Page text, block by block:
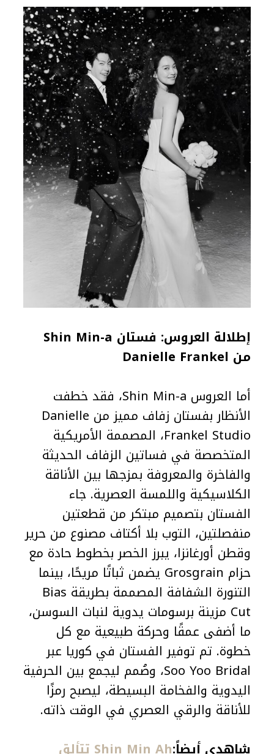
إطلالة العروس: فستان Shin Min-a
من Danielle Frankel
أما العروس Shin Min-a، فقد خطفت
الأنظار بفستان زفاف مميز من Danielle
Frankel Studio، المصممة الأمريكية
المتخصصة في فساتين الزفاف الحديثة
والفاخرة والمعروفة بمزجها بين الأناقة
الكلاسيكية واللمسة العصرية. جاء
الفستان بتصميم مبتكر من قطعتين
منفصلتين، التوب بلا أكتاف مصنوع من حرير
وقطن أورغانزا، يبرز الخصر بخطوط حادة مع
حزام Grosgrain يضمن ثباتًا مريحًا، بينما
التنورة الشفافة المصممة بطريقة Bias
Cut مزينة برسومات يدوية لنبات السوسن،
ما أضفى عمقًا وحركة طبيعية مع كل
خطوة. تم توفير الفستان في كوريا عبر
Soo Yoo Bridal، وصُمم ليجمع بين الحرفية
اليدوية والفخامة البسيطة، ليصبح رمزًا
للأناقة والرقي العصري في الوقت ذاته.
شاهدي أيضاً:
Shin Min Ah تتألق